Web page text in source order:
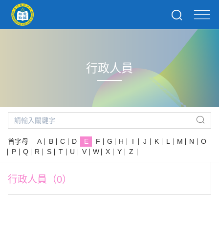
行政人員
首字母 A B C D E F G H I J K L M N
O
P
Q R S T U V W X Y Z
行政人員（0）